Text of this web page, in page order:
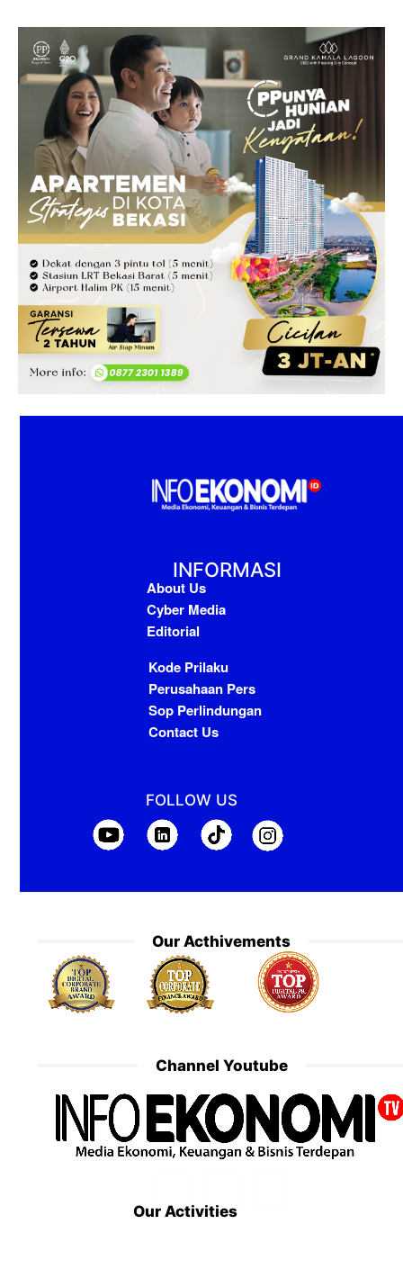
INFORMASI
About Us
Cyber Media
Editorial
Kode Prilaku
Perusahaan Pers
Sop Perlindungan
Contact Us
FOLLOW US
Our Acthivements
Channel Youtube
Our Activities